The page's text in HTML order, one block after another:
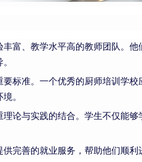
富、教学水平高的教师团队。
标准。一个优秀的厨师培训学
。
论与实践的结合。学生不仅能
完善的就业服务，帮助他们顺利